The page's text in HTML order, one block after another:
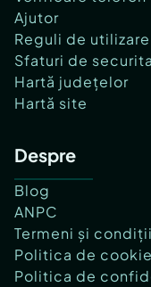
Ajutor
Reguli de utilizare
Sfaturi de
Hartă județelor
Hartă site
Despre
Blog
ANPC
Termeni și condiții
Politica de
Politica de